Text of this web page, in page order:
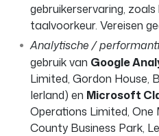
gebruikerservaring,
taalvoorkeur. Vereisen
Analytische /
gebruik van Google
Limited, Gordon House,
Ierland) en Microsoft
Operations Limited,
County Business Park,